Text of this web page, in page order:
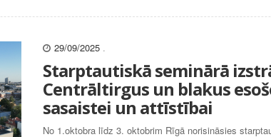
29/09/2025 .
Starptautiskā seminārā
Centrāltirgus un blakus
sasaistei un attīstībai
No 1.oktobra līdz 3. oktobrim Rīgā norisināsies